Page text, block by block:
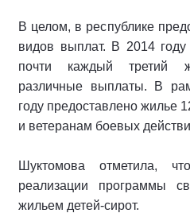
В целом, в республике
видов выплат. В 2014
почти каждый третий
различные выплаты. В
году предоставлено жилье
и ветеранам боевых
Шуктомова отметила,
реализации программы
жильем детей-сирот.